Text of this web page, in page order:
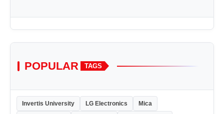
POPULAR TAGS
Invertis University LG Electronics Mica